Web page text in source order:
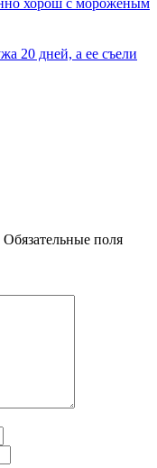
хорош с мороженым
20 дней, а ее съели
Обязательные поля